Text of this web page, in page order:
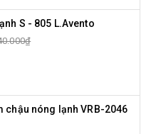
S - 805 L.Avento
chậu nóng lạnh VRB-2046